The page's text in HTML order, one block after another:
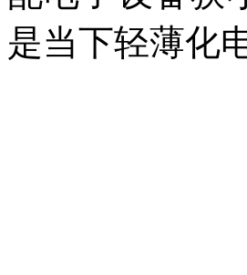
是当下轻薄化